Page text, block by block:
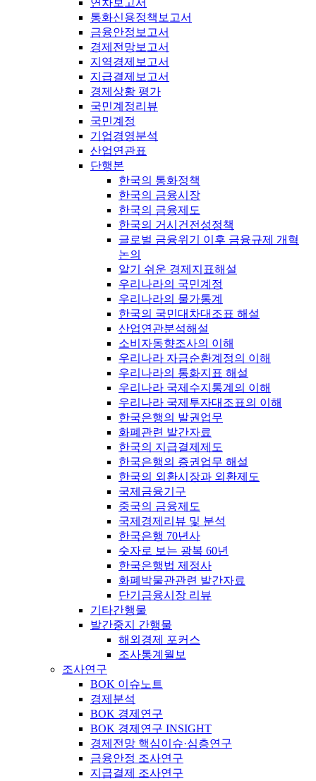
연차보고서
통화신용정책보고서
금융안정보고서
경제전망보고서
지역경제보고서
지급결제보고서
경제상황 평가
국민계정리뷰
국민계정
기업경영분석
산업연관표
단행본
한국의 통화정책
한국의 금융시장
한국의 금융제도
한국의 거시건전성정책
글로벌 금융위기 이후 금융규제 개혁
논의
알기 쉬운 경제지표해설
우리나라의 국민계정
우리나라의 물가통계
한국의 국민대차대조표 해설
산업연관분석해설
소비자동향조사의 이해
우리나라 자금순환계정의 이해
우리나라의 통화지표 해설
우리나라 국제수지통계의 이해
우리나라 국제투자대조표의 이해
한국은행의 발권업무
화폐관련 발간자료
한국의 지급결제제도
한국은행의 증권업무 해설
한국의 외환시장과 외환제도
국제금융기구
중국의 금융제도
국제경제리뷰 및 분석
한국은행 70년사
숫자로 보는 광복 60년
한국은행법 제정사
화폐박물관관련 발간자료
단기금융시장 리뷰
기타간행물
발간중지 간행물
해외경제 포커스
조사통계월보
조사연구
BOK 이슈노트
경제분석
BOK 경제연구
BOK 경제연구 INSIGHT
경제전망 핵심이슈·심층연구
금융안정 조사연구
지급결제 조사연구